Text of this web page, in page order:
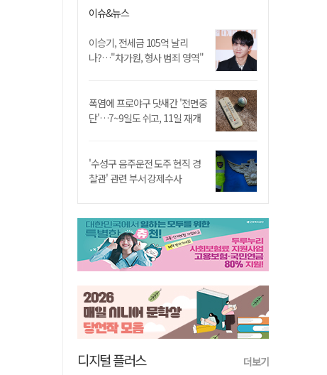
이슈&뉴스
이승기, 전세금 105억 날리
나?…"차가원, 형사 범죄 영역"
폭염에 프로야구 닷새간 '전면중
단'…7~9일도 쉬고, 11일 재개
'수성구 음주운전 도주 현직 경
찰관' 관련 부서 강제수사
디지털 플러스 더보기